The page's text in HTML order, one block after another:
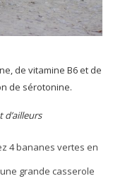
de vitamine B6 et de
de sérotonine.
d’ailleurs
4 bananes vertes en
grande casserole